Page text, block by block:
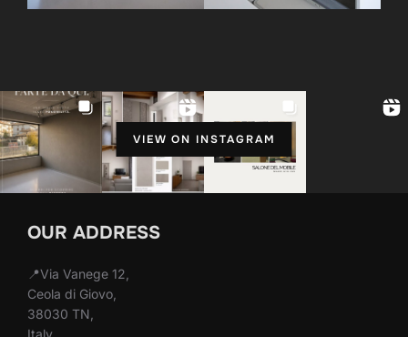
VIEW ON INSTAGRAM
OUR ADDRESS
📍Via Vanege 12,
Ceola di Giovo,
38030 TN,
Italy